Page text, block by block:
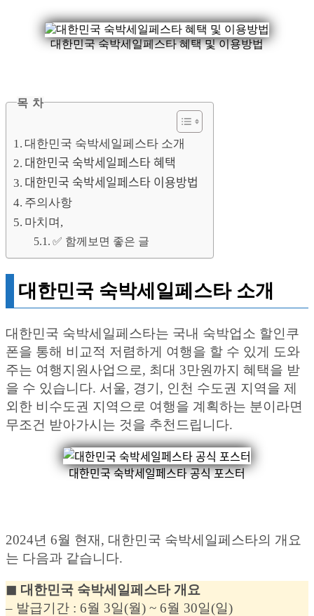
대한민국 숙박세일페스타 혜택 및 이용방법
목 차
대한민국 숙박세일페스타 소개
대한민국 숙박세일페스타 혜택
대한민국 숙박세일페스타 이용방법
주의사항
마치며,
✅ 함께보면 좋은 글
대한민국 숙박세일페스타 소개
대한민국 숙박세일페스타는 국내 숙박업소 할인쿠
폰을 통해 비교적 저렴하게 여행을 할 수 있게 도와
주는 여행지원사업으로, 최대 3만원까지 혜택을 받
을 수 있습니다. 서울, 경기, 인천 수도권 지역을 제
외한 비수도권 지역으로 여행을 계획하는 분이라면
무조건 받아가시는 것을 추천드립니다.
대한민국 숙박세일페스타 공식 포스터
2024년 6월 현재, 대한민국 숙박세일페스타의 개요
는 다음과 같습니다.
◼︎ 대한민국 숙박세일페스타 개요
– 발급기간 : 6월 3일(월) ~ 6월 30일(일)